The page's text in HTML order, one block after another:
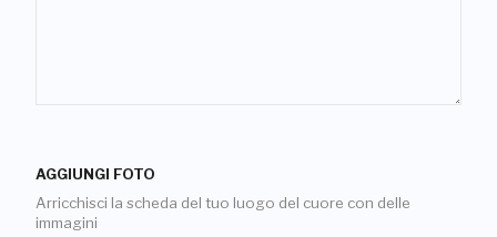
AGGIUNGI FOTO
Arricchisci la scheda del tuo luogo del cuore con delle
immagini